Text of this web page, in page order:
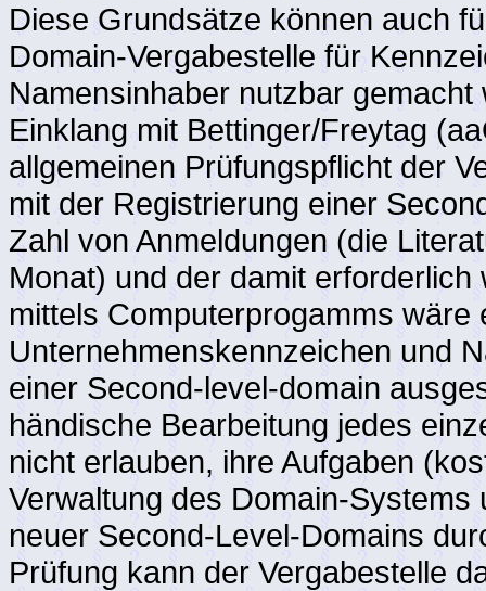
Diese Grundsätze können auch
Domain-Vergabestelle für
Namensinhaber nutzbar
Einklang mit Bettinger/Freytag
allgemeinen Prüfungspflicht der
mit der Registrierung einer
Zahl von Anmeldungen (die
Monat) und der damit
mittels Computerprogamms
Unternehmenskennzeichen und
einer Second-level-domain
händische Bearbeitung jedes
nicht erlauben, ihre Aufgaben
Verwaltung des Domain-
neuer Second-Level-Domains
Prüfung kann der Vergabestelle